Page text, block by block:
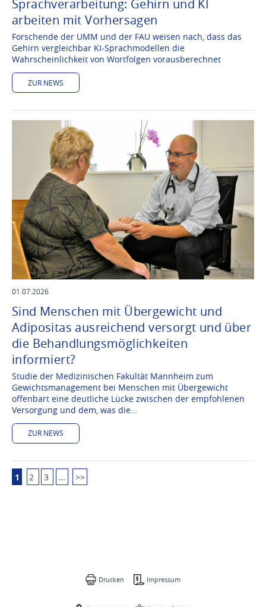
Sprachverarbeitung: Gehirn und KI
arbeiten mit Vorhersagen
Forschende der UMM und der FAU weisen nach, dass das
Gehirn vergleichbar KI-Sprachmodellen die
Wahrscheinlichkeit von Wortfolgen vorausberechnet
ZUR NEWS
01.07.2026
Sind Menschen mit Übergewicht und
Adipositas ausreichend versorgt und über
die Behandlungsmöglichkeiten
informiert?
Studie der Medizinischen Fakultät Mannheim zum
Gewichtsmanagement bei Menschen mit Übergewicht
offenbart eine deutliche Lücke zwischen der empfohlenen
Versorgung und dem, was die…
ZUR NEWS
1 2 3 … >>
Drucken Impressum